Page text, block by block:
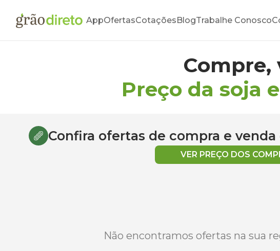
AppOfertasCotaçõesBlogTrabalhe Conosco
Compre,
Preço da soja
Confira ofertas de compra e venda
VER PREÇO DOS
Não encontramos ofertas na sua